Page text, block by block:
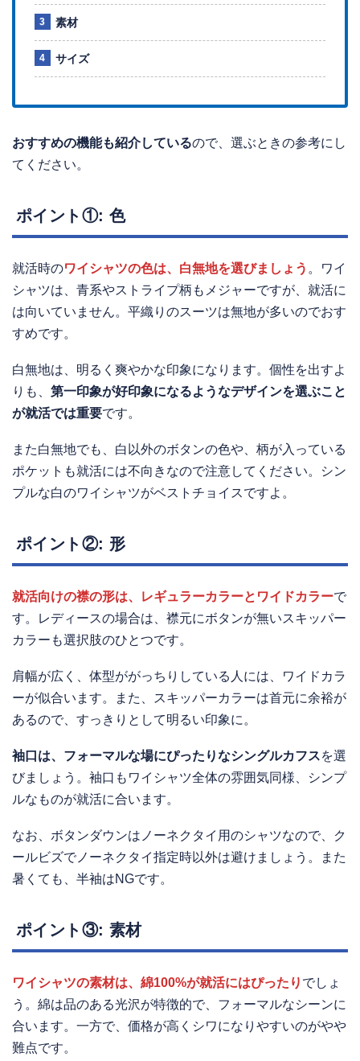
素材
サイズ
おすすめの機能も紹介しているので、選ぶときの参考にし
てください。
ポイント①: 色
就活時のワイシャツの色は、白無地を選びましょう 。ワイ
シャツは、青系やストライプ柄もメジャーですが、就活に
は向いていません。平織りのスーツは無地が多いのでおす
すめです。
白無地は、明るく爽やかな印象になります。個性を出すよ
りも、 第一印象が好印象になるようなデザインを選ぶこと
が就活では重要です。
また白無地でも、白以外のボタンの色や、柄が入っている
ポケットも就活には不向きなので注意してください。シン
プルな白のワイシャツがベストチョイスですよ。
ポイント②: 形
就活向けの襟の形は、レギュラーカラーとワイドカラーで
す。レディースの場合は、襟元にボタンが無いスキッパー
カラーも選択肢のひとつです。
肩幅が広く、体型ががっちりしている人には、ワイドカラ
ーが似合います。また、スキッパーカラーは首元に余裕が
あるので、すっきりとして明るい印象に。
袖口は、フォーマルな場にぴったりなシングルカフスを選
びましょう。袖口もワイシャツ全体の雰囲気同様、シンプ
ルなものが就活に合います。
なお、ボタンダウンはノーネクタイ用のシャツなので、ク
ールビズでノーネクタイ指定時以外は避けましょう。また
暑くても、半袖はNGです。
ポイント③: 素材
ワイシャツの素材は、綿100%が就活にはぴったり でしょ
う。綿は品のある光沢が特徴的で、フォーマルなシーンに
合います。一方で、価格が高くシワになりやすいのがやや
難点です。